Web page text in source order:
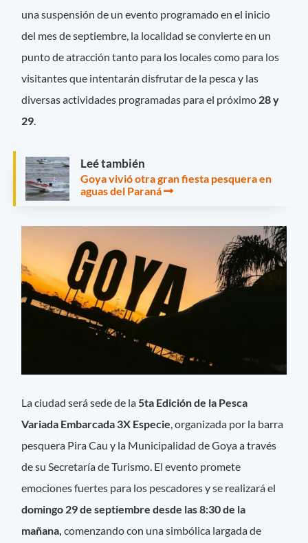
una suspensión de un evento programado en el inicio
del mes de septiembre, la localidad se convierte en un
punto de atracción tanto para los locales como para los
visitantes que intentarán disfrutar de la pesca y las
diversas actividades programadas para el próximo 28 y
29
Leé también
Goya vivió otra gran fiesta pesquera en
aguas del Paraná
La ciudad será sede de la 5ta Edición de la Pesca
Variada Embarcada 3X Especie , organizada por la barra
pesquera Pira Cau y la Municipalidad de Goya a través
de su Secretaría de Turismo. El evento promete
emociones fuertes para los pescadores y se realizará el
domingo 29 de septiembre desde las 8:30 de la
mañana,comenzando con una simbólica largada de